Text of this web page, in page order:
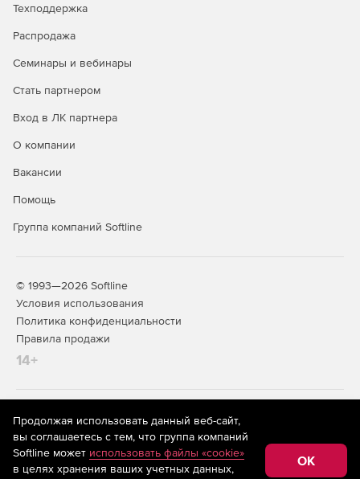
сохранятся, даже если с устройством владельца что-то
Техподдержка
Распродажа
Семинары и вебинары
Стать партнером
Вход в ЛК партнера
О компании
Вакансии
Помощь
Группа компаний Softline
© 1993—2026 Softline
Условия использования
Политика конфиденциальности
Правила продажи
14+
На информационном ресурсе store.softline.ru применяются
рекомендательные технологии
(информационные технологии
предоставления информации на основе сбора,
систематизации и анализа сведений, относящихся к
предпочтениям пользователей сети «Интернет»,
Продолжая использовать данный веб-сайт,
вы соглашаетесь с тем, что группа компаний
Softline может использовать файлы «cookie»
в целях хранения ваших учетных данных,
OK